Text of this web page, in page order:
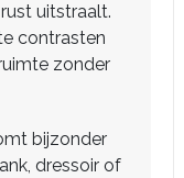
uitstraalt.
contrasten
zonder
bijzonder
dressoir of